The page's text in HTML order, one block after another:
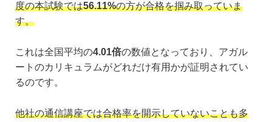
度の本試験では56.11%の方が合格を掴み取っていま
す。
これは全国平均の4.01倍の数値となっており、アガル
ートのカリキュラムがどれだけ有用かが証明されてい
るのです。
他社の通信講座では合格率を開示していないことも多